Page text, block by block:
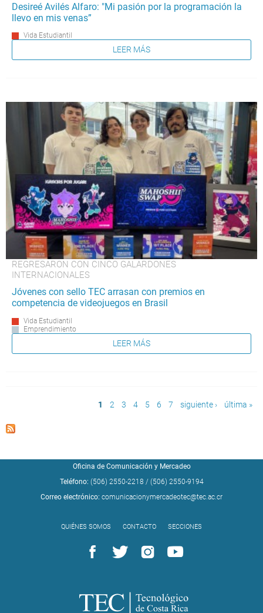
Desireé Avilés Alfaro: "Mi pasión por la programación la
llevo en mis venas”
Vida Estudiantil
LEER MÁS
REGRESARON CON CINCO GALARDONES
INTERNACIONALES
Jóvenes con sello TEC arrasan con premios en
competencia de videojuegos en Brasil
Vida Estudiantil
Emprendimiento
LEER MÁS
1 2 3 4 5 6 7 siguiente › última »
Oficina de Comunicación y Mercadeo
Teléfono: (506) 2550-2218 / (506) 2550-9194
Correo electrónico: comunicacionymercadeotec@tec.ac.cr
QUIÉNES SOMOS CONTACTO SECCIONES